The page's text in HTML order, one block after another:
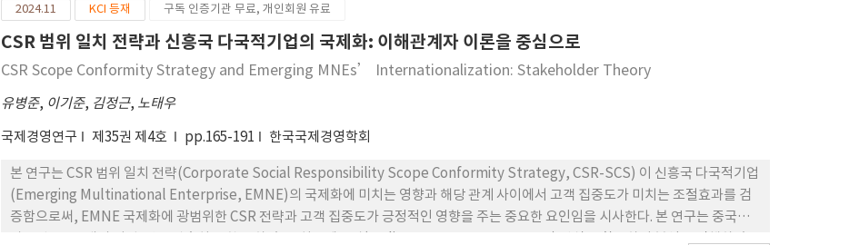
한 의존도를 줄이는 한편, 보다 신중한 국제화 전략을 취하기 때문으로 해석 할 수 있다. 또한 신흥시장 다국적기업이 국유기업일 경우에,
민간기업에 비해 ESG 성과와 국제화 속도 간의 긍정 적인 관계가 약화되는 것으로 나타났는데, 이는 국유기업이 ESG 성과를 통해 빠른
벌 시장 에서 정당성을 강화하고 국제화 전략의 중요한 요인이 될 수 있음을 강조하는 동시에, 그 효과가 최고경영자의 특 성과 기업의 소
유구조에 따라 달라질 수 있음을 보여준다. 이러한 결과는 신흥시장 다국적기업이 ESG 전략을 효 과적으로 활용하기 위해서는 경영진의
2024.11 KCI 등재 구독 인증기관 무료, 개인회원 유료
CSR 범위 일치 전략과 신흥국 다국적기업의 국제화: 이해관계자 이론을 중심으로
CSR Scope Conformity Strategy and Emerging MNEs’ Internationalization: Stakeholder Theory
유병준, 이기준, 김정근, 노태우
국제경영연구 제35권 제4호 pp.165-191 한국국제경영학회
본 연구는 CSR 범위 일치 전략(Corporate Social Responsibility Scope Conformity Strategy, CSR-SCS) 이 신흥국 다국적기업
(Emerging Multinational Enterprise, EMNE)의 국제화에 미치는 영향과 해당 관계 사이에서 고객 집중도가 미치는 조절효과를 검
증함으로써, EMNE 국제화에 광범위한 CSR 전략과 고객 집중도가 긍정적인 영향을 주는 중요한 요인임을 시사한다. 본 연구는 중국에